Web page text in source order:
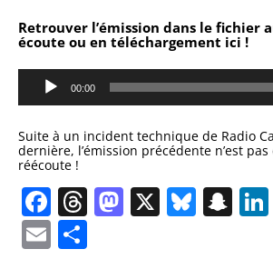
Retrouver l’émission dans le fichier
écoute ou en téléchargement ici !
audio
00:00
Suite à un incident technique de Radio
dernière, l’émission précédente n’est
réécoute !
Facebook
Threads
Mastodon
X
Email